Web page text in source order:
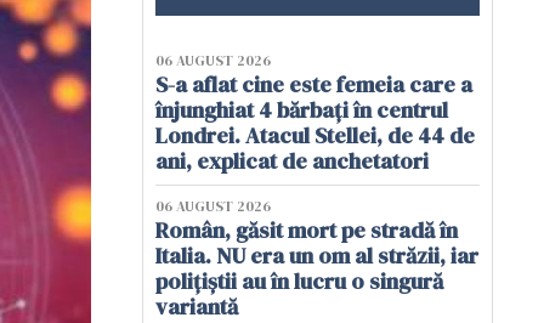
06 AUGUST 2026
S-a aflat cine este femeia care a
înjunghiat 4 bărbați în centrul
Londrei. Atacul Stellei, de 44 de
ani, explicat de anchetatori
06 AUGUST 2026
Român, găsit mort pe stradă în
Italia. NU era un om al străzii, iar
polițiștii au în lucru o singură
variantă